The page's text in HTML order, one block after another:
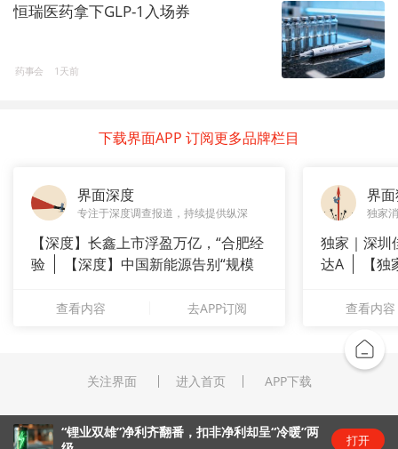
恒瑞医药拿下GLP-1入场券
药事会 1天前
下载界面APP 订阅更多品牌栏目
界面深度
专注于深度调查报道，持续提供纵深
【深度】长鑫上市浮盈万亿，“合肥经
验
【深度】中国新能源告别“规模
查看内容 去APP订阅
界
独家
独家｜深圳
达A
【
查看内容
关注界面 进入首页 APP下载
“锂业双雄”净利齐翻番，扣非净利却呈“冷暖”两
打开